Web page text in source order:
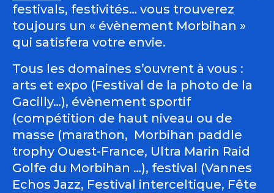
festivals, festivités… vous trouverez
toujours un « évènement Morbihan »
qui satisfera votre envie.
Tous les domaines s’ouvrent à vous :
arts et expo (Festival de la photo de la
Gacilly…), évènement sportif
(compétition de haut niveau ou de
masse (marathon, Morbihan paddle
trophy Ouest-France, Ultra Marin Raid
Golfe du Morbihan …), festival (Vannes
Echos Jazz, Festival interceltique, Fête